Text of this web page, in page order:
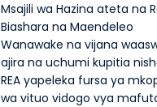
Msajili wa Hazina ateta na
Biashara na Maendeleo
Wanawake na vijana
ajira na uchumi kupitia
REA yapeleka fursa ya
wa vituo vidogo vya